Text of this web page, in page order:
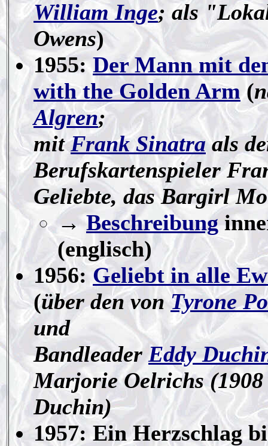
William Inge; als
Owens)
1955:Der Mann mit
with the Golden Arm (
Algren;
mitFrank Sinatraals
Berufskartenspieler
Geliebte, das Bargirl
→Beschreibung
(englisch)
1956: Geliebt in alle
(über den vonTyrone
und
BandleaderEddy
Marjorie Oelrichs (1908
Duchin)
1957: Ein Herzschlag